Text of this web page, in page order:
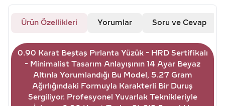
Ürün Özellikleri Yorumlar Soru ve Cevap
0.90 Karat Beştaş Pırlanta Yüzük - HRD Sertifikalı
- Minimalist Tasarım Anlayışının 14 Ayar Beyaz
Altınla Yorumlandığı Bu Model, 5.27 Gram
Ağırlığındaki Formuyla Karakterli Bir Duruş
Sergiliyor. Profesyonel Yuvarlak Teknikleriyle